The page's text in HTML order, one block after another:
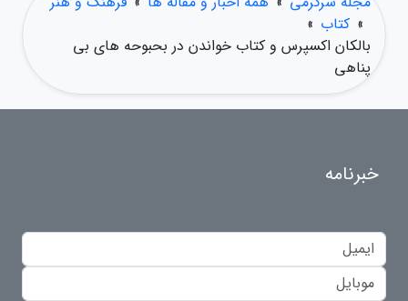
» کتاب »
بالکان اکسپرس و کتاب خواندن در بحبوحه های بی
پناهی
خبرنامه